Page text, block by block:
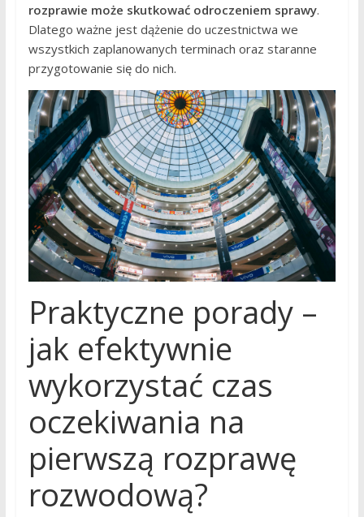
rozprawie może skutkować odroczeniem sprawy.
Dlatego ważne jest dążenie do uczestnictwa we
wszystkich zaplanowanych terminach oraz staranne
przygotowanie się do nich.
Praktyczne porady –
jak efektywnie
wykorzystać czas
oczekiwania na
pierwszą rozprawę
rozwodową?